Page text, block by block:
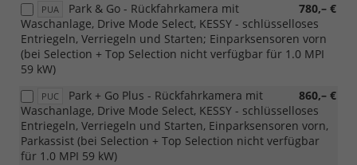
PUA 780,– €
Park & Go - Rückfahrkamera mit
Waschanlage, Drive Mode Select, KESSY - schlüsselloses
Entriegeln, Verriegeln und Starten; Einparksensoren vorn
(bei Selection + Top Selection nicht verfügbar für 1.0 MPI
59 kW)
PUC 860,– €
Park + Go Plus - Rückfahrkamera mit
Waschanlage, Drive Mode Select, KESSY - schlüsselloses
Entriegeln, Verriegeln und Starten, Einparksensoren vorn,
Parkassist (bei Selection + Top Selection nicht verfügbar
für 1.0 MPI 59 kW)